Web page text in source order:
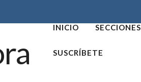
INICIO SECCIONES
SUSCRÍBETE